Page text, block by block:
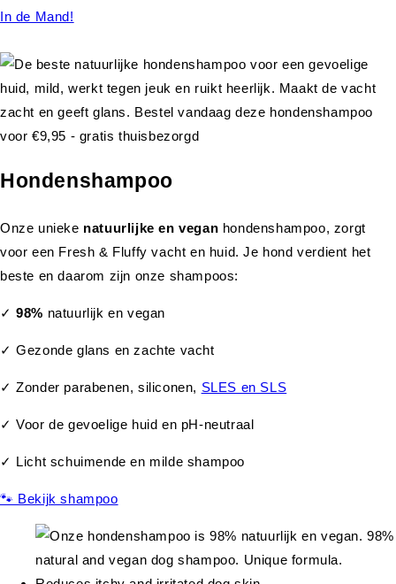
In de Mand!
Hondenshampoo
Onze unieke natuurlijke en vegan hondenshampoo, zorgt
voor een Fresh & Fluffy vacht en huid. Je hond verdient het
beste en daarom zijn onze shampoos:
✓98% natuurlijk en vegan
✓ Gezonde glans en zachte vacht
✓ Zonder parabenen, siliconen, SLES en SLS
✓ Voor de gevoelige huid en pH-neutraal
✓ Licht schuimende en milde shampoo
🐾 Bekijk shampoo